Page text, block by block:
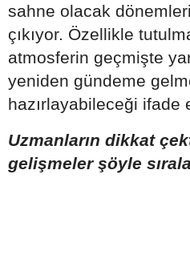
sahne olacak
çıkıyor. Özellikle
atmosferin geçmişte
yeniden gündeme
hazırlayabileceği ifade
Uzmanların dikkat
gelişmeler şöyle